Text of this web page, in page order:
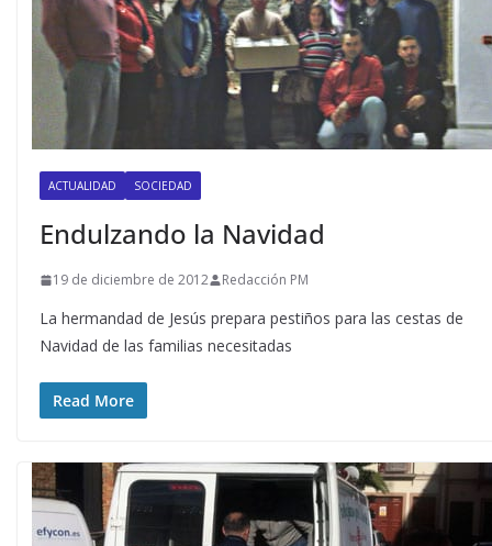
ACTUALIDAD SOCIEDAD
Endulzando la Navidad
19 de diciembre de 2012 Redacción PM
La hermandad de Jesús prepara pestiños para las cestas de
Navidad de las familias necesitadas
Read More